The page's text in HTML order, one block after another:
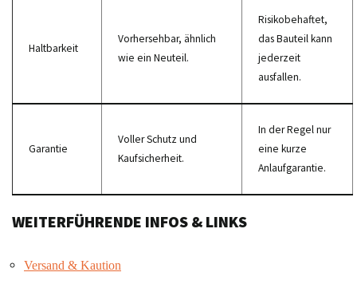
Haltbarkeit
Vorhersehbar, ähnlich
wie ein Neuteil.
Risikobehaftet,
das Bauteil kann
jederzeit
ausfallen.
Garantie
Voller Schutz und
Kaufsicherheit.
In der Regel nur
eine kurze
Anlaufgarantie.
WEITERFÜHRENDE INFOS & LINKS
Versand & Kaution